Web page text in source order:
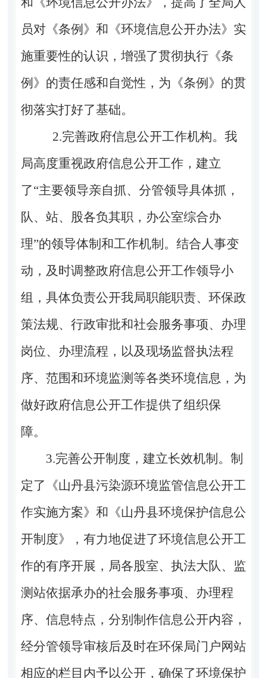
员对《条例》和《环境信息公开办法》实
施重要性的认识，增强了贯彻执行《条
例》的责任感和自觉性，为《条例》的贯
彻落实打好了基础。
2.完善政府信息公开工作机构。我
局高度重视政府信息公开工作，建立
了“主要领导亲自抓、分管领导具体抓，
队、站、股各负其职，办公室综合办
理”的领导体制和工作机制。结合人事变
动，及时调整政府信息公开工作领导小
组，具体负责公开我局职能职责、环保政
策法规、行政审批和社会服务事项、办理
岗位、办理流程，以及现场监督执法程
序、范围和环境监测等各类环境信息，为
做好政府信息公开工作提供了组织保
障。
3.完善公开制度，建立长效机制。制
定了《山丹县污染源环境监管信息公开工
作实施方案》和《山丹县环境保护信息公
开制度》，有力地促进了环境信息公开工
作的有序开展，局各股室、执法大队、监
测站依据承办的社会服务事项、办理程
序、信息特点，分别制作信息公开内容，
经分管领导审核后及时在环保局门户网站
相应的栏目内予以公开，确保了环境保护